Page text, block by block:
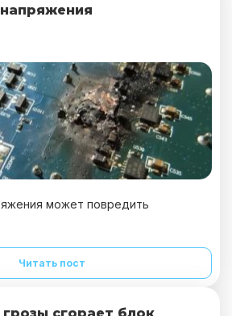
может повредить
Читать пост